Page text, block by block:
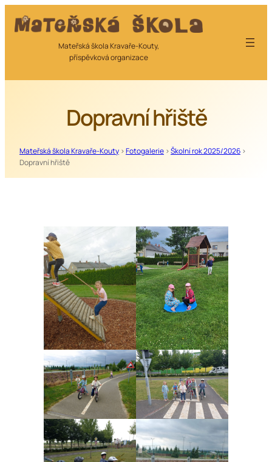
na
Mateřská škola Kravaře-Kouty,
příspěvková organizace
Dopravní hřiště
Mateřská škola Kravaře-Kouty >Fotogalerie >Školní rok 2025/2026 >
Dopravní hřiště